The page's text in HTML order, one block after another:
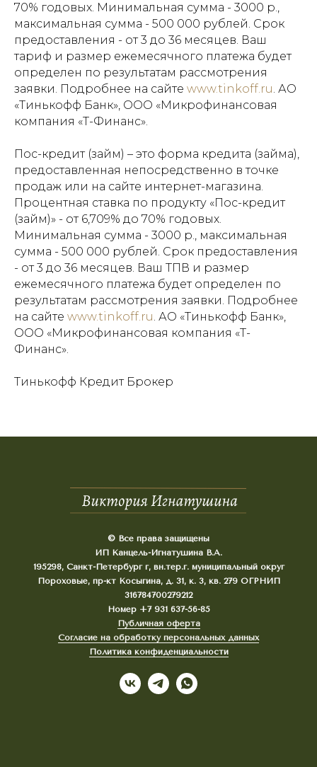
70% годовых. Минимальная сумма - 3000 р.,
максимальная сумма - 500 000 рублей. Срок
предоставления - от 3 до 36 месяцев. Ваш
тариф и размер ежемесячного платежа будет
определен по результатам рассмотрения
заявки. Подробнее на сайте www.tinkoff.ru. АО
«Тинькофф Банк», ООО «Микрофинансовая
компания «Т-Финанс».
Пос-кредит (займ) – это форма кредита (займа),
предоставленная непосредственно в точке
продаж или на сайте интернет-магазина.
Процентная ставка по продукту «Пос-кредит
(займ)» - от 6,709% до 70% годовых.
Минимальная сумма - 3000 р., максимальная
сумма - 500 000 рублей. Срок предоставления
- от 3 до 36 месяцев. Ваш ТПВ и размер
ежемесячного платежа будет определен по
результатам рассмотрения заявки. Подробнее
на сайте www.tinkoff.ru. АО «Тинькофф Банк»,
ООО «Микрофинансовая компания «Т-
Финанс».
Тинькофф Кредит Брокер
© Все права защищены
ИП Канцель-Игнатушина В.А.
195298, Санкт-Петербург г, вн.тер.г. муниципальный округ
Пороховые, пр-кт Косыгина, д. 31, к. 3, кв. 279 ОГРНИП
316784700279212
Номер +7 931 637-56-85
Публичная оферта
Согласие на обработку персональных данных
Политика конфиденциальности